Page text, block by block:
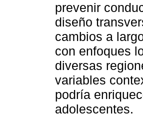
prevenir
diseño
cambios a
con enfoques
diversas
variables
podría
adolescentes.